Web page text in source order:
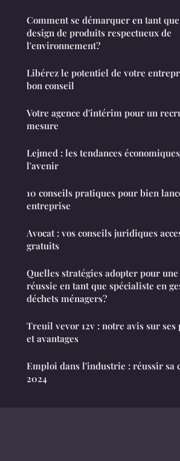
Comment se démarquer en tant
design de produits respectueux de
l'environnement?
Libérez le potentiel de votre
bon conseil
Votre agence d'intérim pour un
mesure
Lejmed : les tendances
l'avenir
10 conseils pratiques pour bien
entreprise
Avocat : vos conseils juridiques
gratuits
Quelles stratégies adopter pour
réussie en tant que spécialiste en
déchets ménagers?
Treuil vevor 12v : notre avis sur ses
et avantages
Emploi dans l'industrie : réussir sa
2024